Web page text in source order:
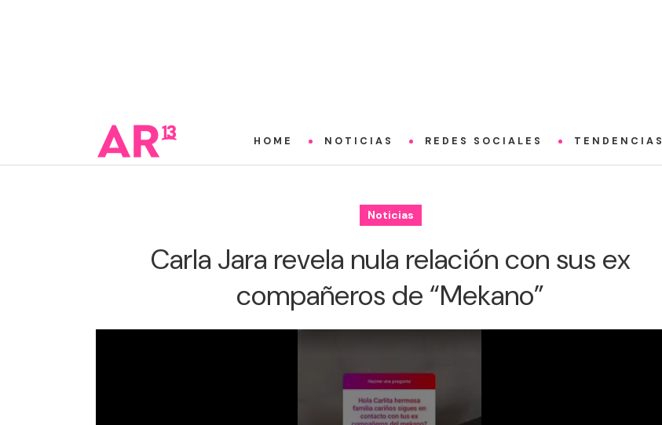
HOME NOTICIAS REDES SOCIALES TENDENCIAS
Noticias
Carla Jara revela nula relación con sus ex
compañeros de “Mekano”